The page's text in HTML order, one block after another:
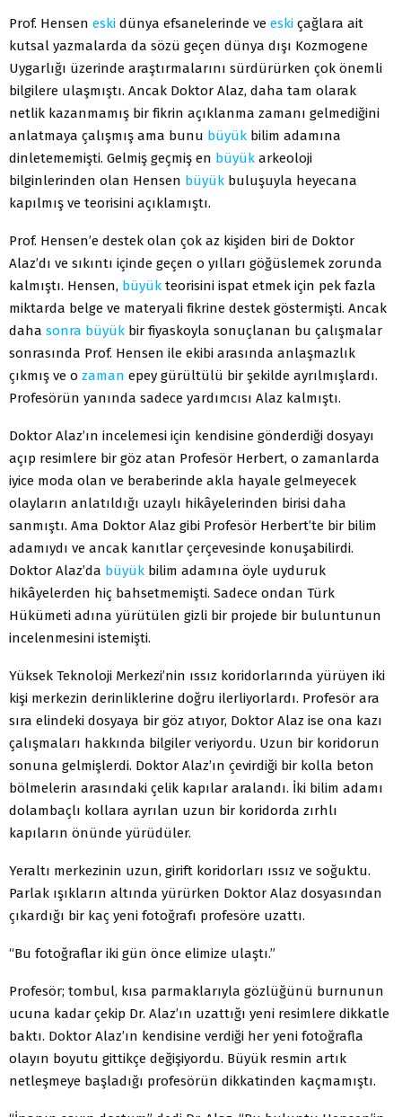
Prof. Hensen eski dünya efsanelerinde ve eski çağlara ait
kutsal yazmalarda da sözü geçen dünya dışı Kozmogene
Uygarlığı üzerinde araştırmalarını sürdürürken çok önemli
bilgilere ulaşmıştı. Ancak Doktor Alaz, daha tam olarak
netlik kazanmamış bir fikrin açıklanma zamanı gelmediğini
anlatmaya çalışmış ama bunu büyük bilim adamına
dinletememişti. Gelmiş geçmiş en büyük arkeoloji
bilginlerinden olan Hensen büyük buluşuyla heyecana
kapılmış ve teorisini açıklamıştı.
Prof. Hensen’e destek olan çok az kişiden biri de Doktor
Alaz’dı ve sıkıntı içinde geçen o yılları göğüslemek zorunda
kalmıştı. Hensen, büyük teorisini ispat etmek için pek fazla
miktarda belge ve materyali fikrine destek göstermişti. Ancak
daha sonra büyük bir fiyaskoyla sonuçlanan bu çalışmalar
sonrasında Prof. Hensen ile ekibi arasında anlaşmazlık
çıkmış ve o zaman epey gürültülü bir şekilde ayrılmışlardı.
Profesörün yanında sadece yardımcısı Alaz kalmıştı.
Doktor Alaz’ın incelemesi için kendisine gönderdiği dosyayı
açıp resimlere bir göz atan Profesör Herbert, o zamanlarda
iyice moda olan ve beraberinde akla hayale gelmeyecek
olayların anlatıldığı uzaylı hikâyelerinden birisi daha
sanmıştı. Ama Doktor Alaz gibi Profesör Herbert’te bir bilim
adamıydı ve ancak kanıtlar çerçevesinde konuşabilirdi.
Doktor Alaz’da büyük bilim adamına öyle uyduruk
hikâyelerden hiç bahsetmemişti. Sadece ondan Türk
Hükümeti adına yürütülen gizli bir projede bir buluntunun
incelenmesini istemişti.
Yüksek Teknoloji Merkezi’nin ıssız koridorlarında yürüyen iki
kişi merkezin derinliklerine doğru ilerliyorlardı. Profesör ara
sıra elindeki dosyaya bir göz atıyor, Doktor Alaz ise ona kazı
çalışmaları hakkında bilgiler veriyordu. Uzun bir koridorun
sonuna gelmişlerdi. Doktor Alaz’ın çevirdiği bir kolla beton
bölmelerin arasındaki çelik kapılar aralandı. İki bilim adamı
dolambaçlı kollara ayrılan uzun bir koridorda zırhlı
kapıların önünde yürüdüler.
Yeraltı merkezinin uzun, girift koridorları ıssız ve soğuktu.
Parlak ışıkların altında yürürken Doktor Alaz dosyasından
çıkardığı bir kaç yeni fotoğrafı profesöre uzattı.
“Bu fotoğraflar iki gün önce elimize ulaştı.”
Profesör; tombul, kısa parmaklarıyla gözlüğünü burnunun
ucuna kadar çekip Dr. Alaz’ın uzattığı yeni resimlere dikkatle
baktı. Doktor Alaz’ın kendisine verdiği her yeni fotoğrafla
olayın boyutu gittikçe değişiyordu. Büyük resmin artık
netleşmeye başladığı profesörün dikkatinden kaçmamıştı.